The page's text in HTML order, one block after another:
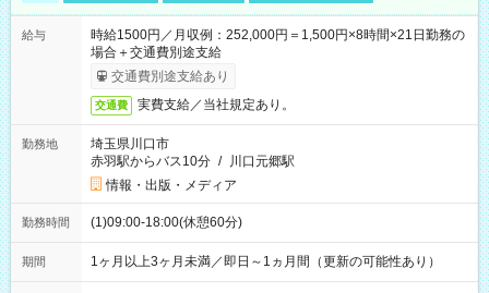
給与
時給1500円／月収例：252,000円＝1,500円×8時間×21日勤務の
場合＋交通費別途支給
交通費別途支給あり
交通費 実費支給／当社規定あり。
勤務地
埼玉県川口市
赤羽駅からバス10分 / 川口元郷駅
情報・出版・メディア
勤務時間 (1)09:00-18:00(休憩60分)
期間 1ヶ月以上3ヶ月未満／即日～1ヵ月間（更新の可能性あり）